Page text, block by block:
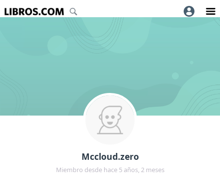
Mccloud.zero
Miembro desde hace 5 años, 2 meses